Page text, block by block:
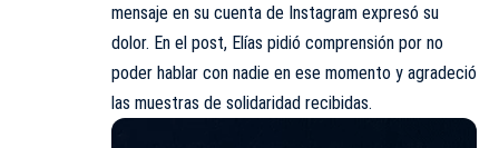
mensaje en su cuenta de Instagram expresó su
dolor. En el post, Elías pidió comprensión por no
poder hablar con nadie en ese momento y agradeció
las muestras de solidaridad recibidas.